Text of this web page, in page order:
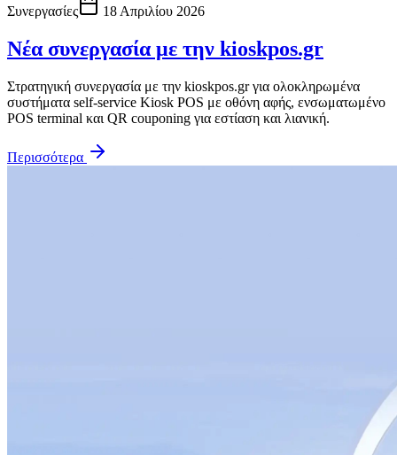
Συνεργασίες 18 Απριλίου 2026
Νέα συνεργασία με την kioskpos.gr
Στρατηγική συνεργασία με την kioskpos.gr για ολοκληρωμένα
συστήματα self-service Kiosk POS με οθόνη αφής, ενσωματωμένο
POS terminal και QR couponing για εστίαση και λιανική.
Περισσότερα